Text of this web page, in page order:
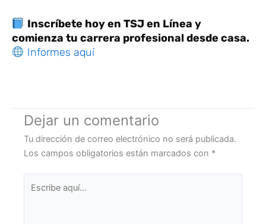
Inscríbete hoy en TSJ en Línea y
comienza tu carrera profesional desde casa.
Informes aquí
Dejar un comentario
Tu dirección de correo electrónico no será publicada.
Los campos obligatorios están marcados con *
aquí...